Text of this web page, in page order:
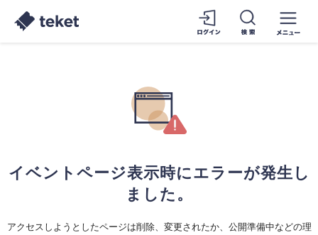
イベントページ表示時にエラーが発生し
ました。
アクセスしようとしたページは削除、変更されたか、公開準備中などの理